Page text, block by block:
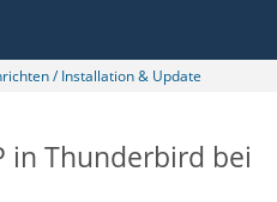
/ Installation & Update
in Thunderbird bei